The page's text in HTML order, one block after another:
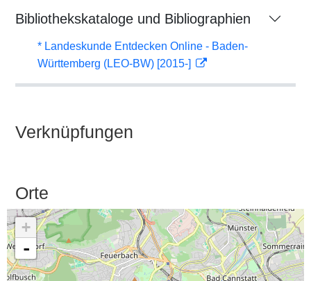
Bibliothekskataloge und Bibliographien
* Landeskunde Entdecken Online - Baden-
Württemberg (LEO-BW) [2015-]
Verknüpfungen
Orte
+
-